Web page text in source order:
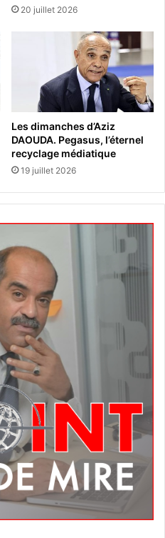
20 juillet 2026
Les dimanches d’Aziz
DAOUDA. Pegasus, l’éternel
recyclage médiatique
19 juillet 2026